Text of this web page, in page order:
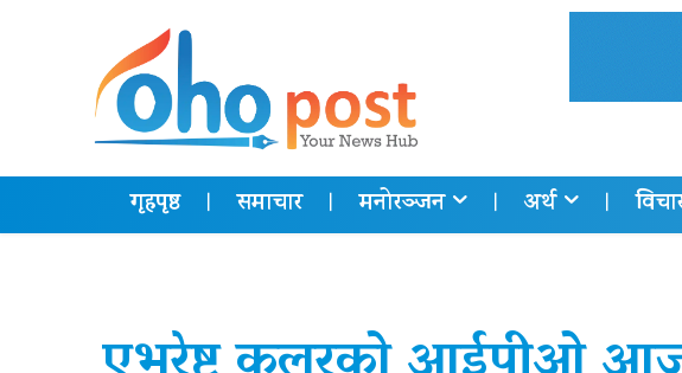
गृहपृष्ठ समाचार मनोरञ्जन अर्थ